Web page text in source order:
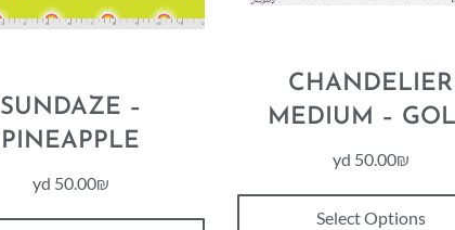
CHANDELIER
MEDIUM –
50.00₪
Select Options
SUNDAZE –
PINEAPPLE
50.00₪